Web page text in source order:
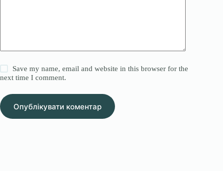
Save my name, email and website in this browser for the
next time I comment.
Опублікувати коментар